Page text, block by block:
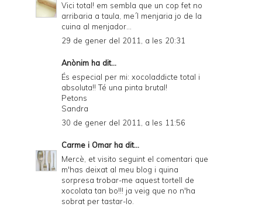
Vici total! em sembla que un cop fet no
arribaria a taula, me´l menjaria jo de la
cuina al menjador...
29 de gener del 2011, a les 20:31
Anònim ha dit...
És especial per mi: xocoladdicte total i
absoluta!! Té una pinta brutal!
Petons
Sandra
30 de gener del 2011, a les 11:56
Carme i Omar ha dit...
Mercè, et visito seguint el comentari que
m'has deixat al meu blog i quina
sorpresa trobar-me aquest tortell de
xocolata tan bo!!! ja veig que no n'ha
sobrat per tastar-lo.